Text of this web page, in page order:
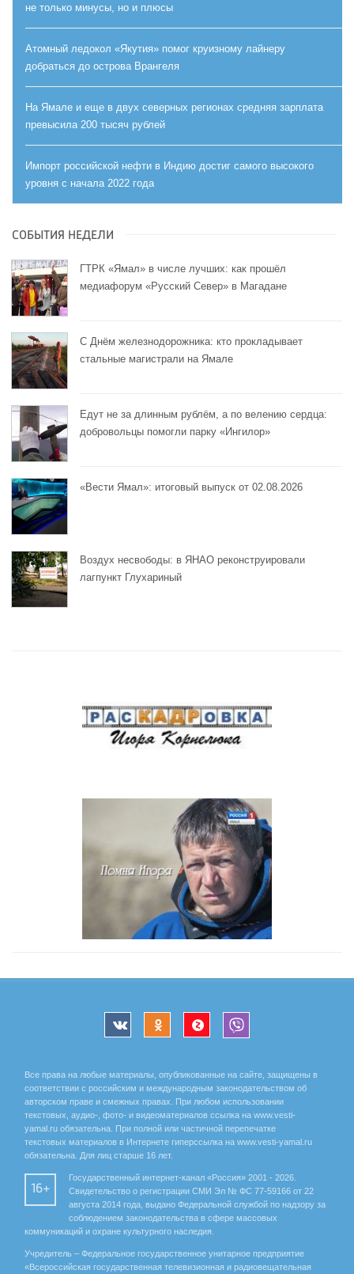
не только минусы, но и плюсы
Атомный ледокол «Якутия» помог круизному лайнеру
добраться до острова Врангеля
На Ямале и еще в двух северных регионах средняя зарплата
превысила 200 тысяч рублей
Импорт российской нефти в Индию достиг самого высокого
уровня с начала 2022 года
СОБЫТИЯ НЕДЕЛИ
ГТРК «Ямал» в числе лучших: как прошёл
медиафорум «Русский Север» в Магадане
С Днём железнодорожника: кто прокладывает
стальные магистрали на Ямале
Едут не за длинным рублём, а по велению сердца:
добровольцы помогли парку «Ингилор»
«Вести Ямал»: итоговый выпуск от 02.08.2026
Воздух несвободы: в ЯНАО реконструировали
лагпункт Глухариный
Все права на любые материалы, опубликованные на сайте, защищены в
соответствии с российским и международным законодательством об
авторском праве и смежных правах. При любом использовании
текстовых, аудио-, фото- и видеоматериалов ссылка на www.vesti-
yamal.ru обязательна. При полной или частичной перепечатке
текстовых материалов в Интернете гиперссылка на www.vesti-yamal.ru
обязательна. Для лиц старше 16 лет.
16+
Государственный интернет-канал «Россия» 2001 - 2026.
Свидетельство о регистрации СМИ Эл № ФС 77-59166 от 22
августа 2014 года, выдано Федеральной службой по надзору за
соблюдением законодательства в сфере массовых
коммуникаций и охране культурного наследия.
Учредитель – Федеральное государственное унитарное предприятие
«Всероссийская государственная телевизионная и радиовещательная